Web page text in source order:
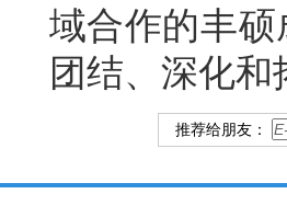
域合作的丰
团结、深化
推荐给朋友：